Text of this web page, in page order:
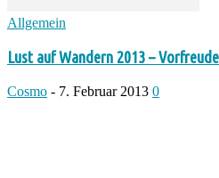
Allgemein
Lust auf Wandern 2013 –
Cosmo - 7. Februar 2013 0